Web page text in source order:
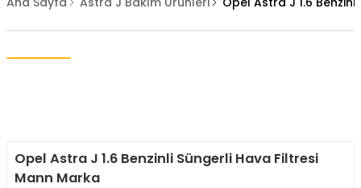
Opel Astra J 1.6 Benzinli Süngerli Hava Filtresi
Mann Marka